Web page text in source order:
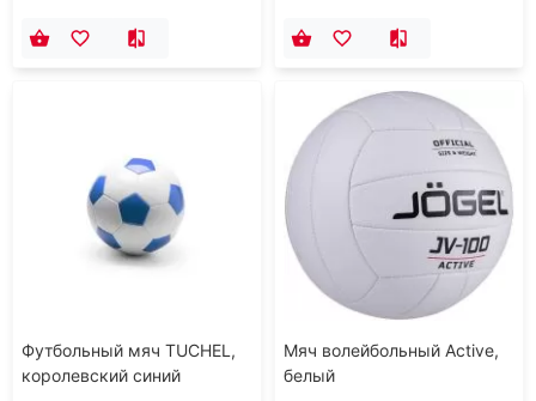
Футбольный мяч TUCHEL,
королевский синий
Мяч волейбольный Active,
белый